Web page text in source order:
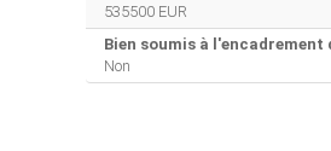
535500 EUR
Bien soumis à l'encadrement
Non